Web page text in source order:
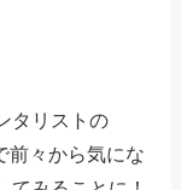
タリストの
前々から気にな